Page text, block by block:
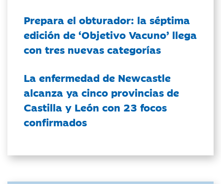
Prepara el obturador: la séptima
edición de ‘Objetivo Vacuno’ llega
con tres nuevas categorías
La enfermedad de Newcastle
alcanza ya cinco provincias de
Castilla y León con 23 focos
confirmados